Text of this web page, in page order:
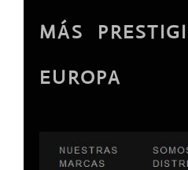
MÁS
EUROPA